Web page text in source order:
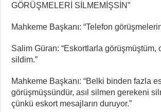
GÖRÜŞMELERİ SİLMEMİŞSİN”
Mahkeme Başkanı: “Telefon
Salim Güran: “Eskortlarla görüşmüştüm,
sildim.”
Mahkeme Başkanı: “Belki binden fazla
görüşmüşsündür, asıl silmen gerekeni
çünkü eskort mesajların duruyor.”